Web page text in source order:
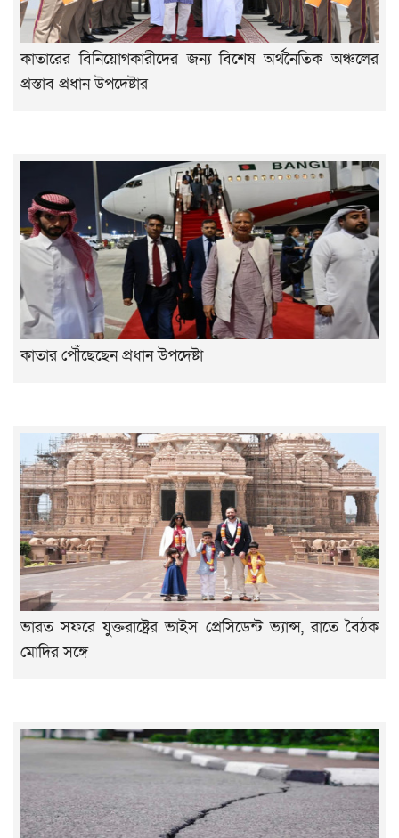
কাতারের বিনিয়োগকারীদের জন্য বিশেষ অর্থনৈতিক অঞ্চলের
প্রস্তাব প্রধান উপদেষ্টার
কাতার পৌঁছেছেন প্রধান উপদেষ্টা
ভারত সফরে যুক্তরাষ্ট্রের ভাইস প্রেসিডেন্ট ভ্যান্স, রাতে বৈঠক
মোদির সঙ্গে